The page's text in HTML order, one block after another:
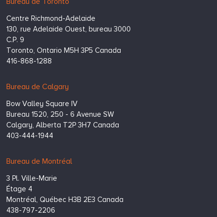
Hugessen
Inc.
https://www.hugessen.com
Bureau de Toronto
Centre Richmond-Adelaide
130, rue Adelaide Ouest, bureau 3000
C.P. 9
Toronto, Ontario M5H 3P5Canada
416-868-1288
Bureau de Calgary
Bow Valley Square IV
Bureau 1520, 250 - 6 Avenue SW
Calgary, Alberta T2P 3H7Canada
403-444-1944
Bureau de Montréal
3 Pl. Ville-Marie
Étage 4
Montréal, Québec H3B 2E3Canada
438-797-2206